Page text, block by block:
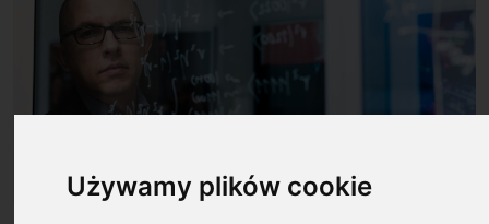
Używamy plików cookie